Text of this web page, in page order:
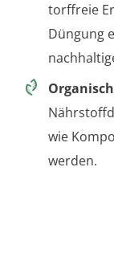
torffreie
Düngung
wie
werden.